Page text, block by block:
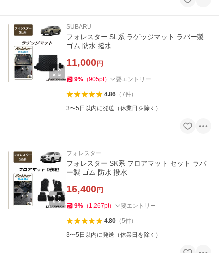
SUBARU
フォレスター SL系 ラゲッジマット ラバー製
ゴム 防水 撥水
11,000円
9% （905pt） 要エントリー
4.86（7件）
3〜5日以内に発送（休業日を除く）
フォレスター
フォレスター SK系 フロアマット セット ラバ
ー製 ゴム 防水 撥水
15,400円
9% （ 1,267pt） 要エントリー
4.80（5件）
3〜5日以内に発送（休業日を除く）